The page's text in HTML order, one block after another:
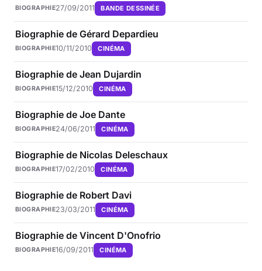
BIOGRAPHIE27/09/2011 BANDE DESSINÉE
Biographie de Gérard Depardieu
BIOGRAPHIE10/11/2010 CINÉMA
Biographie de Jean Dujardin
BIOGRAPHIE15/12/2010 CINÉMA
Biographie de Joe Dante
BIOGRAPHIE24/06/2011 CINÉMA
Biographie de Nicolas Deleschaux
BIOGRAPHIE17/02/2010 CINÉMA
Biographie de Robert Davi
BIOGRAPHIE23/03/2011 CINÉMA
Biographie de Vincent D'Onofrio
BIOGRAPHIE16/09/2011 CINÉMA